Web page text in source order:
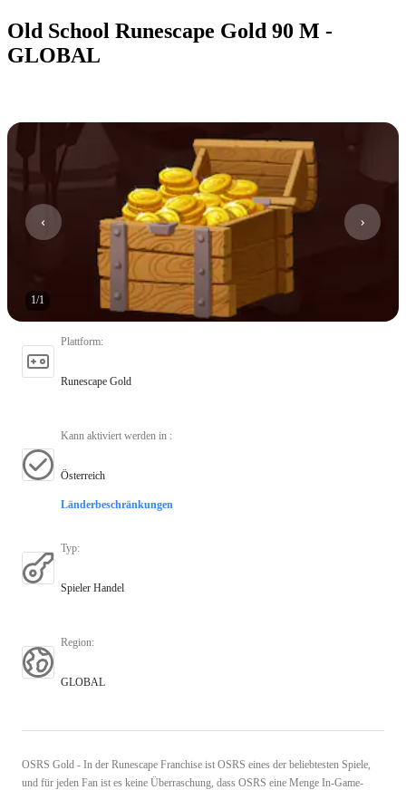
Old School Runescape Gold 90 M -
GLOBAL
1/1
Plattform:
Runescape Gold
Kann aktiviert werden in :
Österreich
Länderbeschränkungen
Typ:
Spieler Handel
Region:
GLOBAL
OSRS Gold - In der Runescape Franchise ist OSRS eines der beliebtesten Spiele,
und für jeden Fan ist es keine Überraschung, dass OSRS eine Menge In-Game-